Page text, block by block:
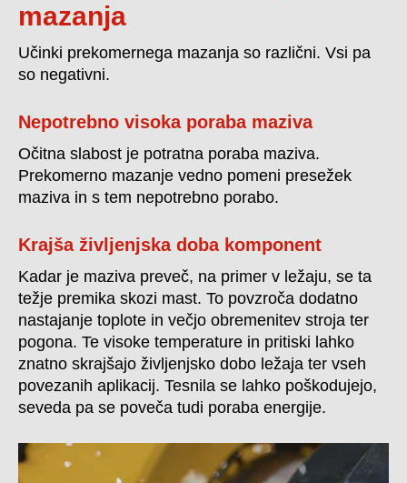
mazanja
Učinki prekomernega mazanja so različni. Vsi pa
so negativni.
Nepotrebno visoka poraba maziva
Očitna slabost je potratna poraba maziva.
Prekomerno mazanje vedno pomeni presežek
maziva in s tem nepotrebno porabo.
Krajša življenjska doba komponent
Kadar je maziva preveč, na primer v ležaju, se ta
težje premika skozi mast. To povzroča dodatno
nastajanje toplote in večjo obremenitev stroja ter
pogona. Te visoke temperature in pritiski lahko
znatno skrajšajo življenjsko dobo ležaja ter vseh
povezanih aplikacij. Tesnila se lahko poškodujejo,
seveda pa se poveča tudi poraba energije.